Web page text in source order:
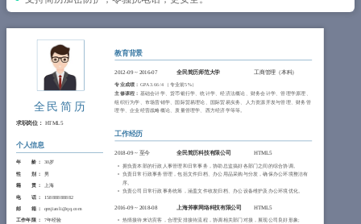
登录 / 注册
全民简历
求职岗位： HTML5
个人信息
年 龄 ：
30岁
性 别 ：
男
籍 贯 ： 上海
电 话 ：
15888888882
邮 箱 ：
qmjianli@qq.com
工作年限 ：
7年经验
教育背景
2012-09~2016-07 全民简历师范大学 工商管理（本科）
专业成绩： GPA 3.66/4 （专业前5%）
主修课程： 基础会计学、货币银行学、统计学、经济法概论、财务会计学、管理学原理、
组织行为学、市场营销学、国际贸易理论、国际贸易实务、人力资源开发与管理、财务管
理学、企业经营战略概论、质量管理学、西方经济学等等。
工作经历
2018-09~至今 全民简历科技有限公司 HTML5
拥负责本部的行政人事管理和日常事务，协助总监搞好各部门之间的综合协调。
负责日常行政事务管理，包括文件归档、办公用品采购与分发，确保办公环境整洁有
序。
负责公司日常行政事务统筹，涵盖文件收发归档、办公设备维护及办公环境优化。
2016-09~2018-08 上海斧掌网络科技有限公司 HTML5
热情接待来访宾客，合理安排接待流程，协调相关部门对接，展现公司良好形象;